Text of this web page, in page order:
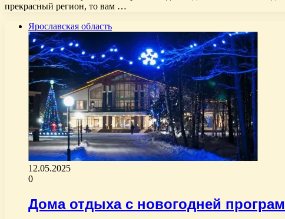
прекрасный регион, то вам …
Ярославская область
12.05.2025
0
Дома отдыха с новогодней